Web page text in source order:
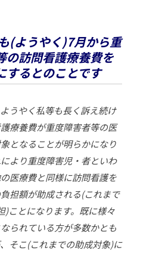
(ようやく)7月から重
の訪問看護療養費を
するとのことです
うやく私等も長く訴え続け
療養費が重度障害者等の医
となることが明らかになり
より重度障害児・者といわ
医療費と同様に訪問看護を
担額が助成される(これまで
)ことになります。既に様々
られている方が多数かとも
そこ(これまでの助成対象)に